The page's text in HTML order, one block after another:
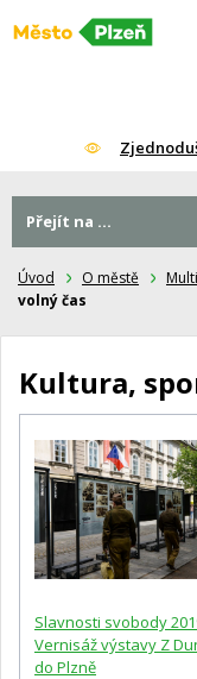
Přeskočit
Úvod O městě
volný čas
Kultura,
Slavnosti svobody
Vernisáž výstavy Z
do Plzně
Přejít na ...